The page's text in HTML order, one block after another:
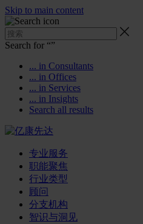
Skip to main content
Search for “”
... in Consultants
... in Offices
... in Services
... in Insights
Search all results
专业服务
职能聚焦
行业类型
顾问
分支机构
智识与洞见